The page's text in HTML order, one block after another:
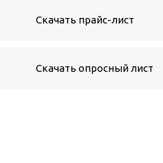
Скачать прайс-лист
Скачать опросный лист